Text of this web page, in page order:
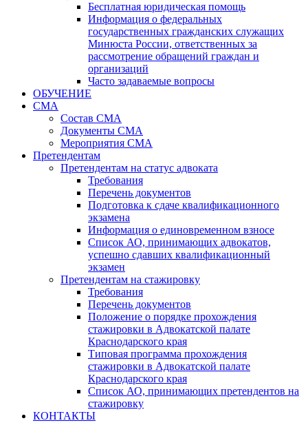
Бесплатная юридическая помощь
Информация о федеральных
государственных гражданских служащих
Минюста России, ответственных за
рассмотрение обращений граждан и
организаций
Часто задаваемые вопросы
ОБУЧЕНИЕ
СМА
Состав СМА
Документы СМА
Мероприятия СМА
Претендентам
Претендентам на статус адвоката
Требования
Перечень документов
Подготовка к сдаче квалификационного
экзамена
Информация о единовременном взносе
Список АО, принимающих адвокатов,
успешно сдавших квалификационный
экзамен
Претендентам на стажировку
Требования
Перечень документов
Положение о порядке прохождения
стажировки в Адвокатской палате
Краснодарского края
Типовая программа прохождения
стажировки в Адвокатской палате
Краснодарского края
Список АО, принимающих претендентов на
стажировку
КОНТАКТЫ